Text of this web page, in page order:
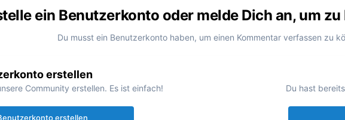
ein Benutzerkonto oder melde Dich an, um
Du musst ein Benutzerkonto haben, um einen Kommentar verfassen zu
erstellen
Community erstellen. Es ist einfach!
erstellen
Du hast